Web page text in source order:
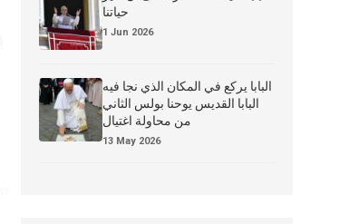
حياتنا
1 Jun 2026
البابا يركع في المكان الذي نجا فيه
البابا القديس يوحنا بولس الثاني
من محاولة اغتيال
13 May 2026